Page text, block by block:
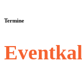
Termine